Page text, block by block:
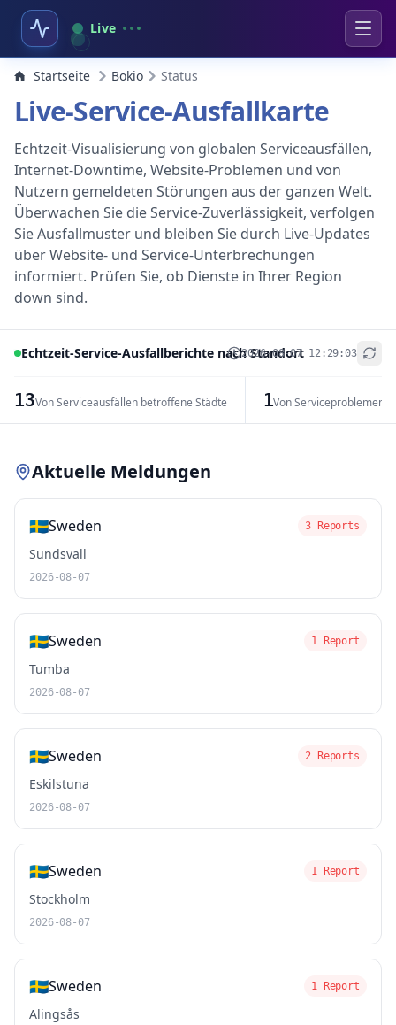
Live
Startseite Bokio Status
Live-Service-Ausfallkarte
Echtzeit-Visualisierung von globalen Serviceausfällen,
Internet-Downtime, Website-Problemen und von
Nutzern gemeldeten Störungen aus der ganzen Welt.
Überwachen Sie die Service-Zuverlässigkeit, verfolgen
Sie Ausfallmuster und bleiben Sie durch Live-Updates
über Website- und Service-Unterbrechungen
informiert. Prüfen Sie, ob Dienste in Ihrer Region
down sind.
Echtzeit-Service-Ausfallberichte nach Standort
2026-08-07 12:29:03
13Von Serviceausfällen betroffene Städte 1Von Serviceproblemen
+
Aktuelle Meldungen
🇸🇪Sweden 3 Reports
Sundsvall
2026-08-07
🇸🇪Sweden 1 Report
Tumba
2026-08-07
🇸🇪Sweden 2 Reports
Eskilstuna
2026-08-07
🇸🇪Sweden 1 Report
Stockholm
2026-08-07
🇸🇪Sweden 1 Report
Alingsås